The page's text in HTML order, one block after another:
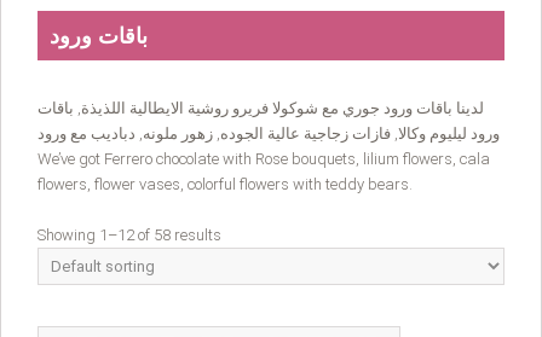
باقات ورود
لدينا باقات ورود جوري مع شوكولا فريرو روشية الايطالية اللذيذة, باقات
ورود ليليوم وكالا, فازات زجاجية عالية الجوده, زهور ملونه, دباديب مع ورود
We’ve got Ferrero chocolate with Rose bouquets, lilium flowers, cala
flowers, flower vases, colorful flowers with teddy bears.
Showing 1–12 of 58 results